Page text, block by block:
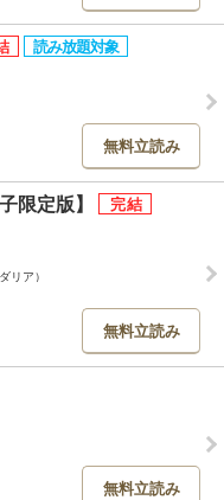
無料立読み
限定版】
リア）
無料立読み
無料立読み